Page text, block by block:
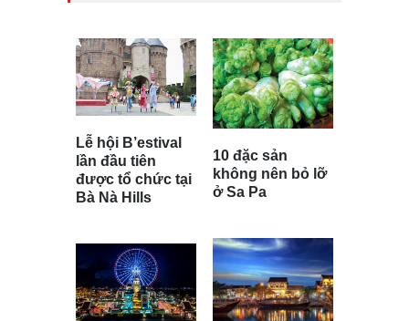
Lễ hội B’estival
lần đầu tiên
được tổ chức tại
Bà Nà Hills
10 đặc sản
không nên bỏ lỡ
ở Sa Pa